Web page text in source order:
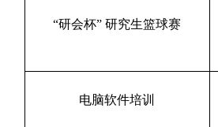
“研会杯” 研究生篮球赛
电脑软件培训